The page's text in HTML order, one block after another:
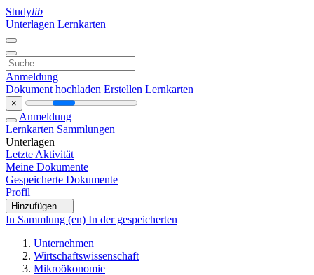
Studylib
Unterlagen Lernkarten
Anmeldung
Dokument hochladen Erstellen Lernkarten
×
Anmeldung
Lernkarten Sammlungen
Unterlagen
Letzte Aktivität
Meine Dokumente
Gespeicherte Dokumente
Profil
Hinzufügen ...
In Sammlung (en) In der gespeicherten
Unternehmen
Wirtschaftswissenschaft
Mikroökonomie